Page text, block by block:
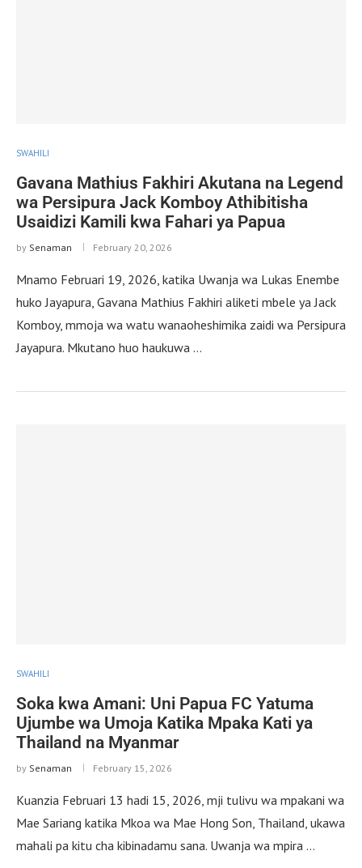
SWAHILI
Gavana Mathius Fakhiri Akutana na Legend
wa Persipura Jack Komboy Athibitisha
Usaidizi Kamili kwa Fahari ya Papua
by Senaman February 20, 2026
Mnamo Februari 19, 2026, katika Uwanja wa Lukas Enembe
huko Jayapura, Gavana Mathius Fakhiri aliketi mbele ya Jack
Komboy, mmoja wa watu wanaoheshimika zaidi wa Persipura
Jayapura. Mkutano huo haukuwa …
SWAHILI
Soka kwa Amani: Uni Papua FC Yatuma
Ujumbe wa Umoja Katika Mpaka Kati ya
Thailand na Myanmar
by Senaman February 15, 2026
Kuanzia Februari 13 hadi 15, 2026, mji tulivu wa mpakani wa
Mae Sariang katika Mkoa wa Mae Hong Son, Thailand, ukawa
mahali pa kitu cha kibinadamu sana. Uwanja wa mpira …